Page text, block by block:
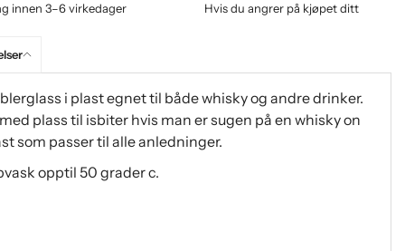
innen 3–6 virkedager
Hvis du angrer på kjøpet ditt
i plast egnet til både whisky og andre drinker.
plass til isbiter hvis man er sugen på en whisky on
som passer til alle anledninger.
opptil 50 grader c.